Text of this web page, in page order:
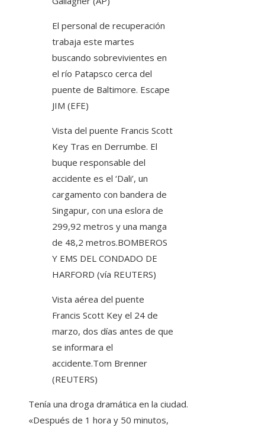
El personal de recuperación
trabaja este martes
buscando sobrevivientes en
el río Patapsco cerca del
puente de Baltimore. Escape
JIM (EFE)
Vista del puente Francis Scott
Key Tras en Derrumbe. El
buque responsable del
accidente es el ‘Dali’, un
cargamento con bandera de
Singapur, con una eslora de
299,92 metros y una manga
de 48,2 metros.BOMBEROS
Y EMS DEL CONDADO DE
HARFORD (vía REUTERS)
Vista aérea del puente
Francis Scott Key el 24 de
marzo, dos días antes de que
se informara el
accidente.Tom Brenner
(REUTERS)
Tenía una droga dramática en la ciudad.
«Después de 1 hora y 50 minutos,